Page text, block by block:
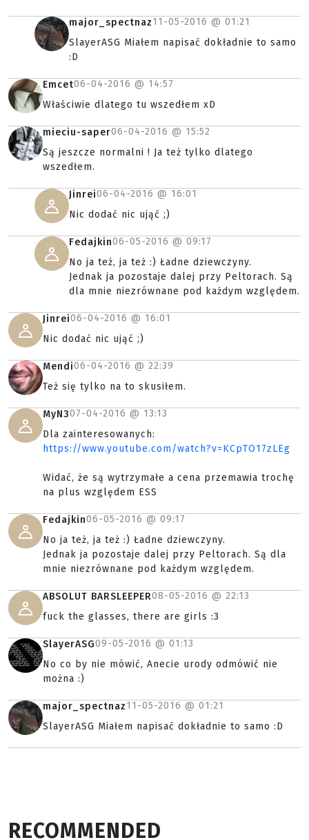
major_spectnaz11-05-2016 @ 01:21
SlayerASG Miałem napisać dokładnie to samo
:D
Emcet06-04-2016 @ 14:57
Właściwie dlatego tu wszedłem xD
mieciu-saper06-04-2016 @ 15:52
Są jeszcze normalni ! Ja też tylko dlatego
wszedłem.
Jinrei06-04-2016 @ 16:01
Nic dodać nic ująć ;)
Fedajkin06-05-2016 @ 09:17
No ja też, ja też :) Ładne dziewczyny.
Jednak ja pozostaje dalej przy Peltorach. Są
dla mnie niezrównane pod każdym względem.
Jinrei06-04-2016 @ 16:01
Nic dodać nic ująć ;)
Mendi06-04-2016 @ 22:39
Też się tylko na to skusiłem.
MyN307-04-2016 @ 13:13
Dla zainteresowanych:
https://www.youtube.com/watch?v=KCpTO17zLEg
Widać, że są wytrzymałe a cena przemawia trochę
na plus względem ESS
Fedajkin06-05-2016 @ 09:17
No ja też, ja też :) Ładne dziewczyny.
Jednak ja pozostaje dalej przy Peltorach. Są dla
mnie niezrównane pod każdym względem.
ABSOLUT BARSLEEPER08-05-2016 @ 22:13
fuck the glasses, there are girls :3
SlayerASG09-05-2016 @ 01:13
No co by nie mówić, Anecie urody odmówić nie
można :)
major_spectnaz11-05-2016 @ 01:21
SlayerASG Miałem napisać dokładnie to samo :D
RECOMMENDED